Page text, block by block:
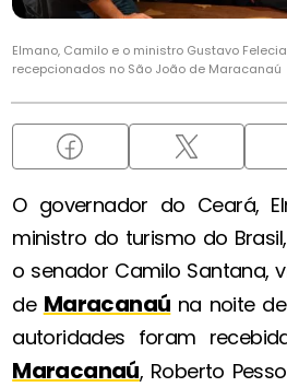
Elmano, Camilo e o ministro Gustavo
recepcionados no São João de Maracanaú
O governador do Ceará,
ministro do turismo do
o senador Camilo Santana,
de Maracanaú na noite
autoridades foram
Maracanaú, Roberto